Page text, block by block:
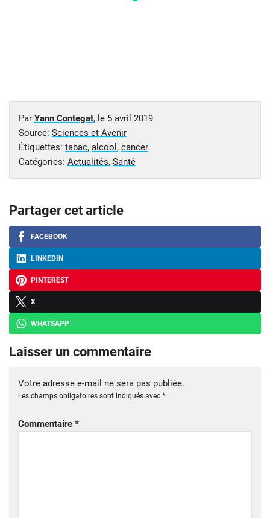
Par Yann Contegat, le 5 avril 2019
Source: Sciences et Avenir
Étiquettes: tabac, alcool , cancer
Catégories: Actualités, Santé
Partager cet article
FACEBOOK
LINKEDIN
PINTEREST
X
WHATSAPP
Laisser un commentaire
Votre adresse e-mail ne sera pas publiée.
Les champs obligatoires sont indiqués avec *
Commentaire *